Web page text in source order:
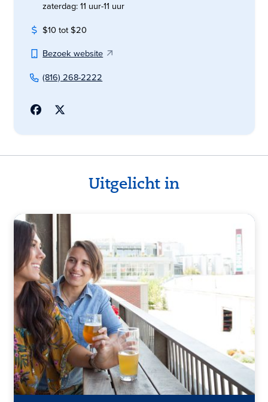
zaterdag: 11 uur-11 uur
$10 tot $20
Bezoek website
(816) 268-2222
Uitgelicht in